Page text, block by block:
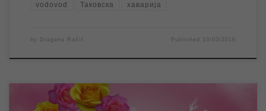
vodovod Таковска хаварија
by Dragana Rašić Published 10/03/2016